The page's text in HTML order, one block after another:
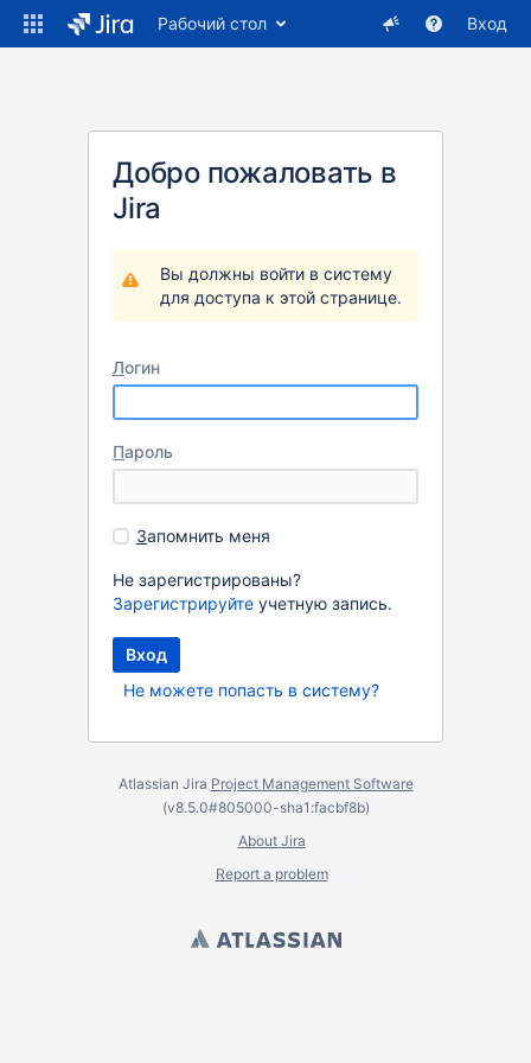
Рабочий стол Вход
Добро пожаловать в
Jira
Вы должны войти в систему
для доступа к этой странице.
Логин
Пароль
Запомнить меня
Не зарегистрированы?
Зарегистрируйте учетную запись.
Не можете попасть в систему?
Atlassian Jira Project Management Software
(v8.5.0#805000-sha1:facbf8b)
About Jira
Report a problem